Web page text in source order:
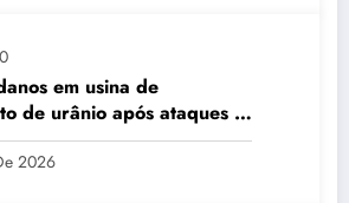
0
em usina de
de urânio após ataques e
detalhes sobre
urânio enriquecido
2026